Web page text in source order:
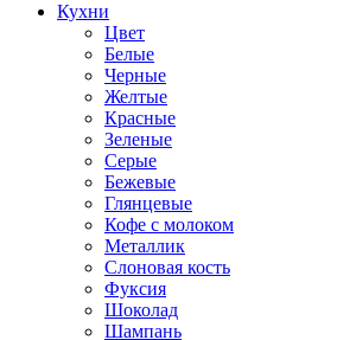
Кухни
Цвет
Белые
Черные
Желтые
Красные
Зеленые
Серые
Бежевые
Глянцевые
Кофе с молоком
Металлик
Слоновая кость
Фуксия
Шоколад
Шампань